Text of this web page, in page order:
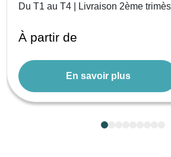
Du T1 au T4 | Livraison 2ème
À partir de
En savoir plus